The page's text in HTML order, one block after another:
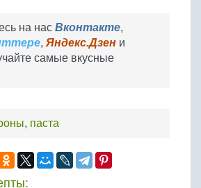
на нас Вконтакте,
, Яндекс.Дзен и
самые вкусные
, паста